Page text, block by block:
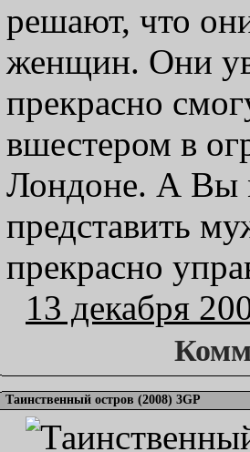
решают, что
женщин. Они
прекрасно
вшестером в
Лондоне. А Вы
представить
прекрасно
13 декабря
Таинственный остров (2008) 3GP